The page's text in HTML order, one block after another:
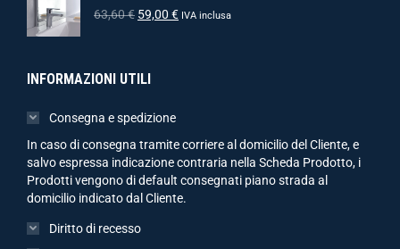
63,60€ 59,00 € IVA inclusa
INFORMAZIONI UTILI
Consegna e spedizione
In caso di consegna tramite corriere al domicilio del Cliente, e
salvo espressa indicazione contraria nella Scheda Prodotto, i
Prodotti vengono di default consegnati piano strada al
domicilio indicato dal Cliente.
Diritto di recesso